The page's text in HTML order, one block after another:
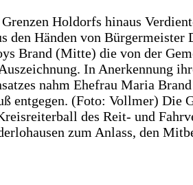
Holdorfs hinaus
den Händen von Bürgermeister
Brand (Mitte) die von der
In Anerkennung
nahm Ehefrau Maria
entgegen. (Foto: Vollmer) Die
des Reit- und
zum Anlass, den